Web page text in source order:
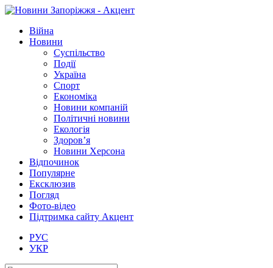
Війна
Новини
Суспільство
Події
Україна
Спорт
Економіка
Новини компаній
Політичні новини
Екологія
Здоров’я
Новини Херсона
Відпочинок
Популярне
Ексклюзив
Погляд
Фото-відео
Підтримка сайту Акцент
РУС
УКР